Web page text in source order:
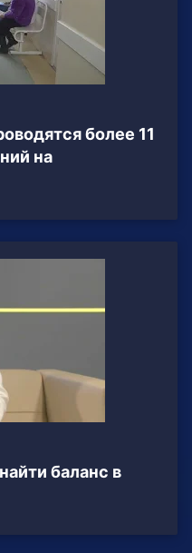
более 11
на
баланс в